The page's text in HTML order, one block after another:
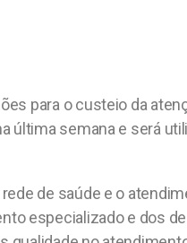
para o custeio da
última semana e será
de saúde e o
especializado e dos